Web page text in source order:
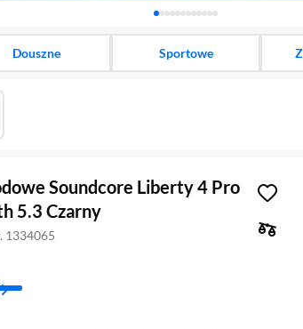
Karuzela z banerami,
Douszne Sportowe
Soundcore Liberty 4 Pro
5.3 Czarny
1334065